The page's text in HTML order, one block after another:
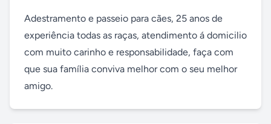
Adestramento e passeio para cães, 25 anos de
experiência todas as raças, atendimento á domicilio
com muito carinho e responsabilidade, faça com
que sua família conviva melhor com o seu melhor
amigo.